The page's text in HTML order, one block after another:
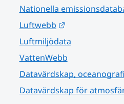
Nationella
Luftwebb
Länk till annan
Luftmiljödata
VattenWebb
Datavärdskap,
Datavärdskap för